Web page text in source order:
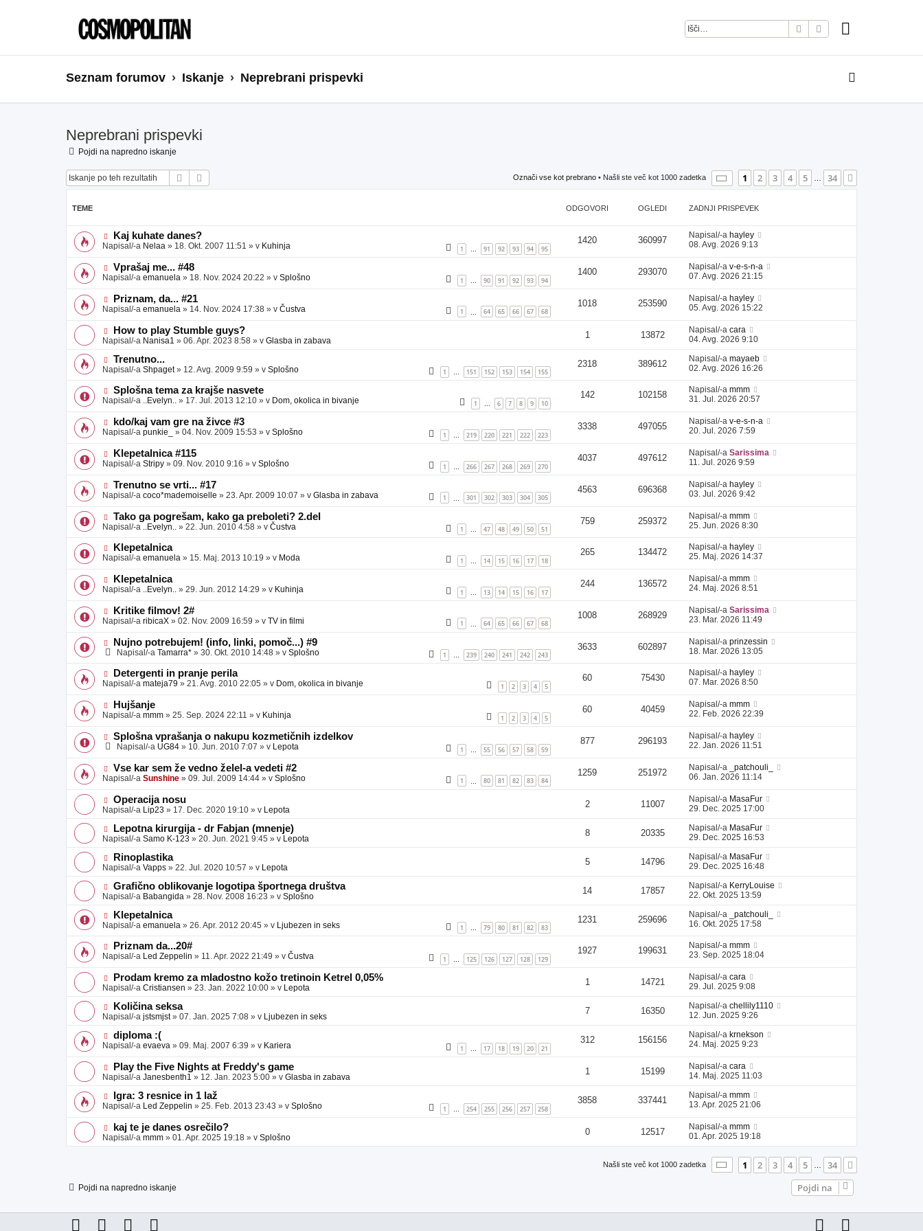
IskanjeNapredno iskanje
Seznam forumov Iskanje Neprebrani prispevki
Neprebrani prispevki
Pojdi na napredno iskanje
Iskanje Označi vse kot prebrano • Našli ste več kot 1000 zadetka Stran 1od34
1 2 3 4 5 34
TEME ODGOVORI OGLEDI ZADNJI PRISPEVEK
N
o
e
b
j
a
v
e
Kaj kuhate danes?
Napisal/-a Nelaa » 18. Okt. 2007 11:51 » v Kuhinja 1 91 92 93 94 95
1420 360997 Napisal/-a hayley
08. Avg. 2026 9:13
N
o
e
o
b
j
a
v
e
Vprašaj me... #48
Napisal/-a emanuela » 18. Nov. 2024 20:22 » v Splošno 1 90 91 92 93 94
1400 293070 Napisal/-a v-e-s-n-a
07. Avg. 2026 21:15
N
o
v
e
o
b
v
e
Priznam, da... #21
Napisal/-a emanuela » 14. Nov. 2024 17:38 » v Čustva 1 64 65 66 67 68
1018 253590 Napisal/-a hayley
05. Avg. 2026 15:22
N
o
v
e
o
b
a
v
e
How to play Stumble guys?
Napisal/-a Nanisa1 » 06. Apr. 2023 8:58 » v Glasba in zabava
1 13872 Napisal/-a cara
04. Avg. 2026 9:10
N
o
v
e
o
b
j
a
v
e
Trenutno...
Napisal/-a Shpaget» 12. Avg. 2009 9:59 » v Splošno 1 … 151 152 153 154 155
2318 389612 Napisal/-a mayaeb
02. Avg. 2026 16:26
N
o
e
o
b
j
a
v
e
Splošna tema za krajše nasvete
Napisal/-a ..Evelyn.. » 17. Jul. 2013 12:10 » v Dom, okolica in bivanje 1 … 6 7 8 9 10
142 102158 Napisal/-a mmm
31. Jul. 2026 20:57
N
o
e
o
b
j
v
e
kdo/kaj vam gre na živce #3
Napisal/-a punkie_ » 04. Nov. 2009 15:53 » v Splošno 1 219 220 221 222 223
3338 497055 Napisal/-a v-e-s-n-a
20. Jul. 2026 7:59
N
o
e
b
j
v
e
Klepetalnica #115
Napisal/-a Stripy » 09. Nov. 2010 9:16 » v Splošno 1 266 267 268 269 270
4037 497612 Napisal/-a Sarissima
11. Jul. 2026 9:59
N
o
v
e
b
j
a
v
e
Trenutno se vrti... #17
Napisal/-a coco*mademoiselle » 23. Apr. 2009 10:07 » v Glasba in zabava 1 301 302 303 304 305
4563 696368 Napisal/-a hayley
03. Jul. 2026 9:42
N
o
v
e
o
b
j
a
v
e
Tako ga pogrešam, kako ga preboleti? 2.del
Napisal/-a ..Evelyn.. » 22. Jun. 2010 4:58 » v Čustva 1 … 47 48 49 50 51
759 259372 Napisal/-a mmm
25. Jun. 2026 8:30
N
o
e
o
b
j
a
v
e
Klepetalnica
Napisal/-a emanuela » 15. Maj. 2013 10:19 » v Moda 1 … 14 15 16 17 18
265 134472 Napisal/-a hayley
25. Maj. 2026 14:37
N
o
e
o
b
j
a
e
Klepetalnica
Napisal/-a ..Evelyn.. » 29. Jun. 2012 14:29 » v Kuhinja 1 13 14 15 16 17
244 136572 Napisal/-a mmm
24. Maj. 2026 8:51
N
o
v
e
o
j
a
v
e
Kritike filmov! 2#
Napisal/-a ribicaX » 02. Nov. 2009 16:59 » v TV in filmi 1 64 65 66 67 68
1008 268929 Napisal/-a Sarissima
23. Mar. 2026 11:49
N
e
o
b
j
a
v
e
Nujno potrebujem! (info, linki, pomoč...) #9
Napisal/-a Tamarra* » 30. Okt. 2010 14:48 » v Splošno 1 … 239 240 241 242 243
3633 602897 Napisal/-a prinzessin
18. Mar. 2026 13:05
N
o
e
o
b
j
a
e
Detergenti in pranje perila
Napisal/-a mateja79 » 21. Avg. 2010 22:05 » v Dom, okolica in bivanje 1 2 3 4 5
60 75430 Napisal/-a hayley
07. Mar. 2026 8:50
N
o
e
o
j
a
v
e
Hujšanje
Napisal/-a mmm » 25. Sep. 2024 22:11 » v Kuhinja 1 2 3 4 5
60 40459 Napisal/-a mmm
22. Feb. 2026 22:39
N
e
b
j
a
v
e
Splošna vprašanja o nakupu kozmetičnih izdelkov
Napisal/-a UG84 » 10. Jun. 2010 7:07 » v Lepota 1 55 56 57 58 59
877 296193 Napisal/-a hayley
22. Jan. 2026 11:51
N
o
v
e
o
b
a
v
e
Vse kar sem že vedno želel-a vedeti #2
Napisal/-a Sunshine » 09. Jul. 2009 14:44 » v Splošno 1 80 81 82 83 84
1259 251972 Napisal/-a
_patchouli_
06. Jan. 2026 11:14
N
o
v
e
o
b
a
v
e
Operacija nosu
Napisal/-a Lip23 » 17. Dec. 2020 19:10 » v Lepota
2 11007 Napisal/-a MasaFur
29. Dec. 2025 17:00
N
o
v
e
o
b
a
v
e
Lepotna kirurgija - dr Fabjan (mnenje)
Napisal/-a Samo K-123 » 20. Jun. 2021 9:45 » v Lepota
8 20335 Napisal/-a MasaFur
29. Dec. 2025 16:53
N
o
v
e
o
b
a
v
e
Rinoplastika
Napisal/-a Vapps » 22. Jul. 2020 10:57 » v Lepota
5 14796 Napisal/-a MasaFur
29. Dec. 2025 16:48
N
o
v
e
o
b
a
v
e
Grafično oblikovanje logotipa športnega društva
Napisal/-a Babangida » 28. Nov. 2008 16:23 » v Splošno
14 17857 Napisal/-a KerryLouise
22. Okt. 2025 13:59
N
o
v
e
o
b
j
a
v
e
Klepetalnica
Napisal/-a emanuela » 26. Apr. 2012 20:45 » v Ljubezen in seks 1 … 79 80 81 82 83
1231 259696 Napisal/-a
_patchouli_
16. Okt. 2025 17:58
N
o
e
o
b
a
v
e
Priznam da...20#
Napisal/-a Led Zeppelin » 11. Apr. 2022 21:49 » v Čustva 1 … 125 126 127 128 129
1927 199631 Napisal/-a mmm
23. Sep. 2025 18:04
N
o
v
e
o
b
a
e
Prodam kremo za mladostno kožo tretinoin Ketrel 0,05%
Napisal/-a Cristiansen » 23. Jan. 2022 10:00 » v Lepota
1 14721 Napisal/-a cara
29. Jul. 2025 9:08
N
o
v
e
o
a
v
e
Količina seksa
Napisal/-a jstsmjst» 07. Jan. 2025 7:08 » v Ljubezen in seks
7 16350 Napisal/-a chellily1110
12. Jun. 2025 9:26
N
o
e
o
b
a
v
e
diploma :(
Napisal/-a evaeva » 09. Maj. 2007 6:39 » v Kariera 1 … 17 18 19 20 21
312 156156 Napisal/-a krnekson
24. Maj. 2025 9:23
N
o
v
e
o
a
v
Play the Five Nights at Freddy's game
Napisal/-a Janesbenth1 » 12. Jan. 2023 5:00 » v Glasba in zabava
1 15199 Napisal/-a cara
14. Maj. 2025 11:03
N
o
e
o
b
Igra: 3 resnice in 1 laž
Napisal/-a Led Zeppelin » 25. Feb. 2013 23:43 » v Splošno 1 254 255 256 257 258
3858 337441 Napisal/-a mmm
13. Apr. 2025 21:06
N
o
v
j
a
e
kaj te je danes osrečilo?
Napisal/-a mmm » 01. Apr. 2025 19:18 » v Splošno
0 12517 Napisal/-a mmm
01. Apr. 2025 19:18
Našli ste več kot 1000 zadetka Stran 1od34
1 2 3 4 5 34
Pojdi na napredno iskanje Pojdi na